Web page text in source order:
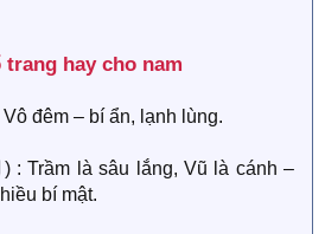
hay cho nam​
đêm – bí ẩn, lạnh lùng.
: Trầm là sâu lắng, Vũ là cánh –
bí mật.